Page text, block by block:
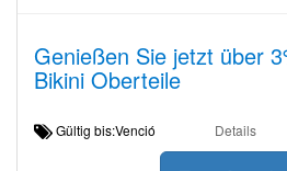
Genießen Sie jetzt über
Bikini Oberteile
Gültig bis:Venció Details